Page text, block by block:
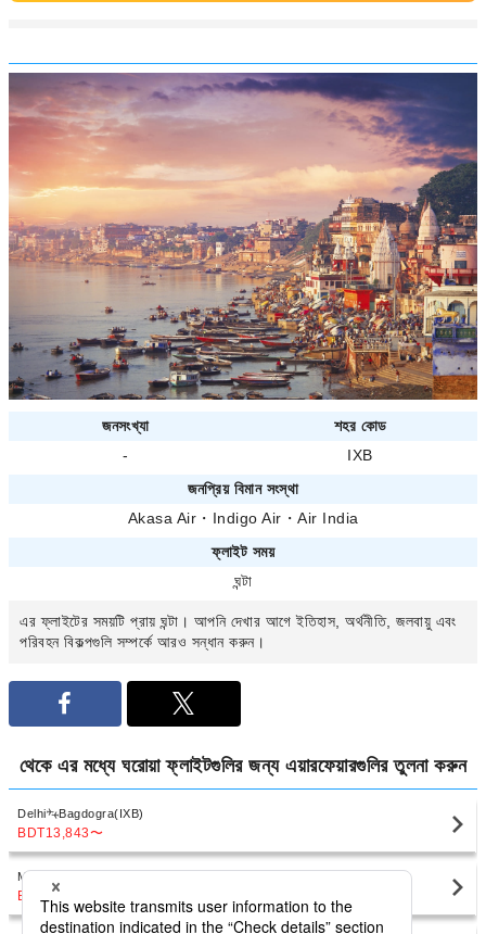
জনসংখ্যা
শহর কোড
-
IXB
জনপ্রিয় বিমান সংস্থা
Akasa Air ・ Indigo Air ・ Air India
ফ্লাইট সময়
ঘন্টা
এর ফ্লাইটের সময়টি প্রায় ঘন্টা। আপনি দেখার আগে ইতিহাস, অর্থনীতি, জলবায়ু এবং
পরিবহন বিকল্পগুলি সম্পর্কে আরও সন্ধান করুন।
থেকে এর মধ্যে ঘরোয়া ফ্লাইটগুলির জন্য এয়ারফেয়ারগুলির তুলনা করুন
Delhi Bagdogra(IXB)
BDT13,843〜
Mumbai
BDT15,695